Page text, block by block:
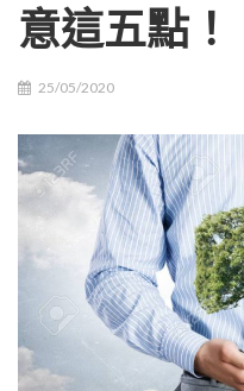
意這五點！
25/05/2020